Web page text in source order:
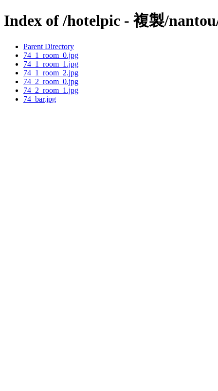
Index of /hotelpic - 複製/
Parent Directory
74_1_room_0.jpg
74_1_room_1.jpg
74_1_room_2.jpg
74_2_room_0.jpg
74_2_room_1.jpg
74_bar.jpg